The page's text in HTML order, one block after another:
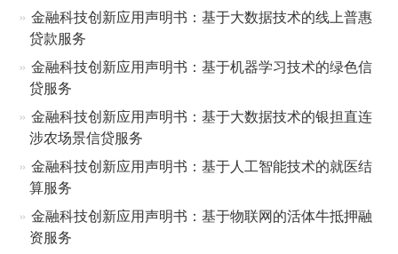
金融科技创新应用声明书：基于大数据技术的线上普惠
贷款服务
金融科技创新应用声明书：基于机器学习技术的绿色信
贷服务
金融科技创新应用声明书：基于大数据技术的银担直连
涉农场景信贷服务
金融科技创新应用声明书：基于人工智能技术的就医结
算服务
金融科技创新应用声明书：基于物联网的活体牛抵押融
资服务